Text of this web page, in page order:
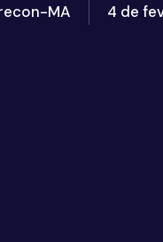
MA 4 de